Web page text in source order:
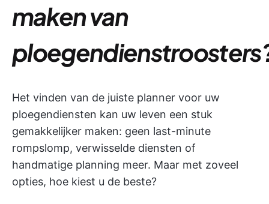
maken van
Het vinden van de juiste planner voor uw
ploegendiensten kan uw leven een stuk
gemakkelijker maken: geen last-minute
rompslomp, verwisselde diensten of
handmatige planning meer. Maar met zoveel
opties, hoe kiest u de beste?